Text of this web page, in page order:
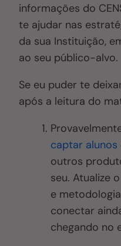
informações do
te ajudar nas
da sua Instituição,
ao seu público-alvo.
Se eu puder te
após a leitura do
captar alunos
outros
seu. Atualize
e
conectar
chegando no